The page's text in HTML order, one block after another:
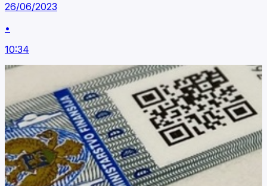
26/06/2023
•
10:34